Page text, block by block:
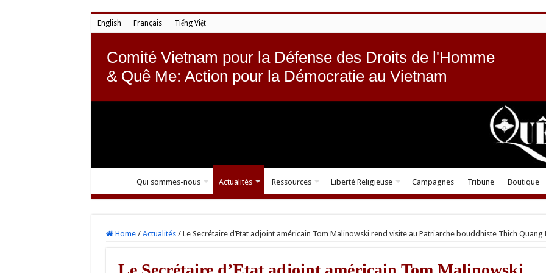
English Français Tiếng Việt
Comité Vietnam pour la Défense des Droits de l'Homme
& Quê Me: Action pour la Démocratie au Vietnam
Qui sommes-nous Actualités Ressources Liberté Religieuse Campagnes Tribune Boutique
Home / Actualités / Le Secrétaire d’Etat adjoint américain Tom Malinowski rend visite au Patriarche bouddhiste Thich Quang